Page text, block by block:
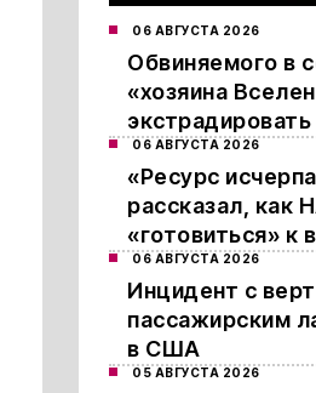
06 АВГУСТА 2026
Обвиняемого в
«хозяина
06 АВГУСТА 2026
«Ресурс
рассказал, как
«готовиться» к
06 АВГУСТА 2026
Инцидент с
пассажирским
в США
05 АВГУСТА 2026